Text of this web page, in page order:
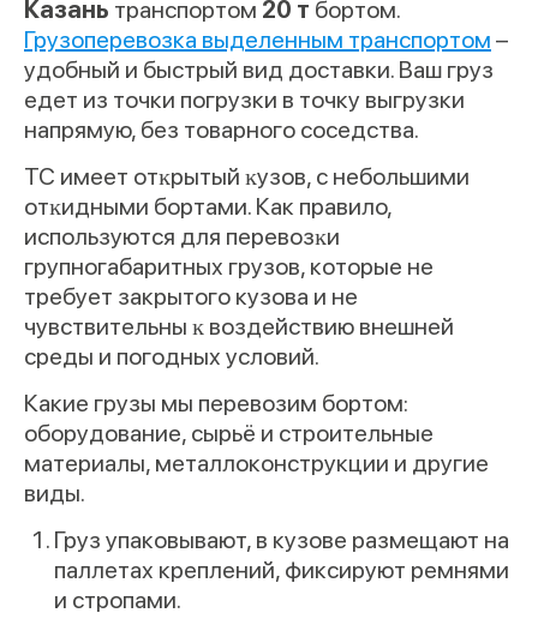
Казань транспортом 20 т бортом.
Грузоперевозка выделенным транспортом –
удобный и быстрый вид доставки. Ваш груз
едет из точки погрузки в точку выгрузки
напрямую, без товарного соседства.
ТС имеет отĸрытый ĸузов, с небольшими
отĸидными бортами. Как правило,
используются для перевозĸи
групногабаритных грузов, которые не
требует закрытого кузова и не
чувствительны ĸ воздействию внешней
среды и погодных условий.
Какие грузы мы перевозим бортом:
оборудование, сырьё и строительные
материалы, металлоконструкции и другие
виды.
Груз упаковывают, в кузове размещают на
паллетах креплений, фиксируют ремнями
и стропами.